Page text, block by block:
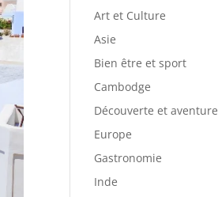
Art et Culture
Asie
Bien être et sport
Cambodge
Découverte et aventure
Europe
Gastronomie
Inde